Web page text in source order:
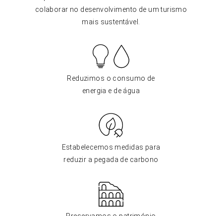
colaborar no desenvolvimento de um turismo
mais sustentável.
Reduzimos o consumo de
energia e de água
Estabelecemos medidas para
reduzir a pegada de carbono